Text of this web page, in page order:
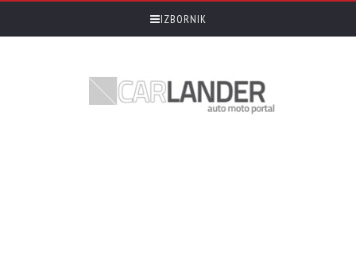
IZBORNIK